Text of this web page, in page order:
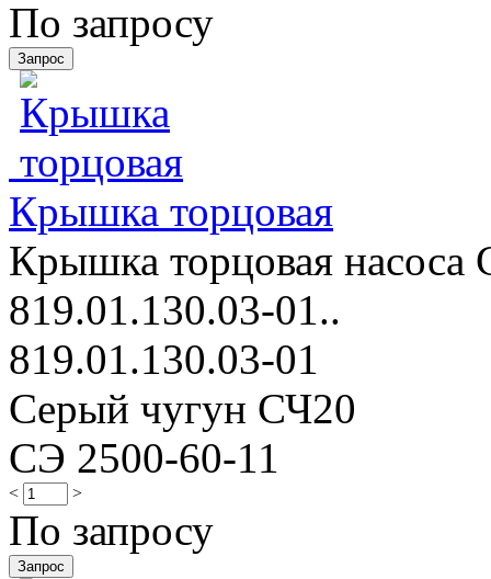
По запросу
Крышка торцовая
Крышка торцовая
819.01.130.03-01..
819.01.130.03-01
Серый чугун СЧ20
СЭ 2500-60-11
< >
По запросу